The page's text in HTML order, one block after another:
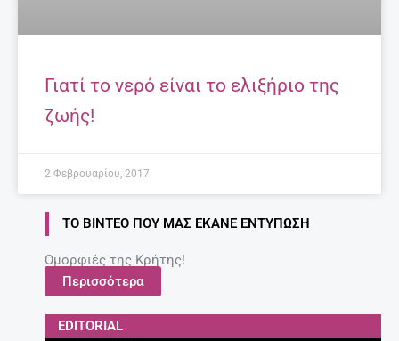
Γιατί το νερό είναι το ελιξήριο της
ζωής!
2 Φεβρουαρίου, 2017
ΤΟ ΒΊΝΤΕΟ ΠΟΥ ΜΑΣ ΈΚΑΝΕ ΕΝΤΎΠΩΣΗ
Ομορφιές της Κρήτης!
Περισσότερα
EDITORIAL